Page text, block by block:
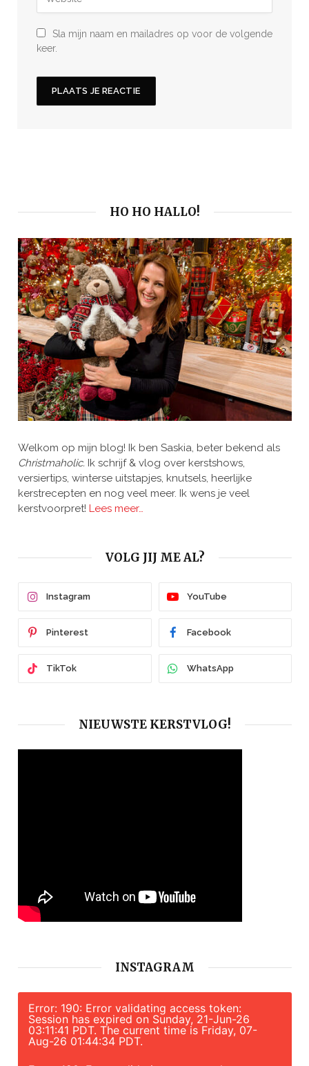
Sla mijn naam en mailadres op voor de volgende
keer.
HO HO HALLO!
Welkom op mijn blog! Ik ben Saskia, beter bekend als
Christmaholic. Ik schrijf & vlog over kerstshows,
versiertips, winterse uitstapjes, knutsels, heerlijke
kerstrecepten en nog veel meer. Ik wens je veel
kerstvoorpret! Lees meer…
VOLG JIJ ME AL?
Instagram YouTube
Pinterest Facebook
TikTok WhatsApp
NIEUWSTE KERSTVLOG!
INSTAGRAM
Error: 190: Error validating access token:
Session has expired on Sunday, 21-Jun-26
03:11:41 PDT. The current time is Friday, 07-
Aug-26 01:44:34 PDT.